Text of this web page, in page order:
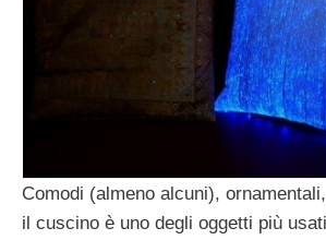
Comodi (almeno alcuni),
il cuscino è uno degli oggetti più